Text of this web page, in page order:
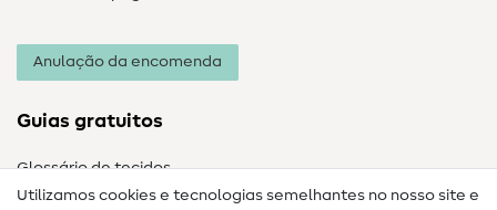
Anulação da encomenda
Guias gratuitos
Glossário de tecidos
Utilizamos cookies e tecnologias semelhantes no nosso site e